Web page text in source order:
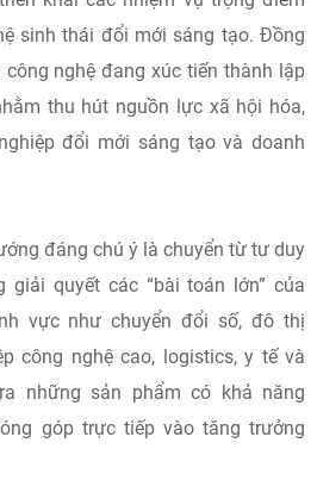
Ban Chấp hành Trung ương Đảng, Bí thư
tạo thành phố Cần Thơ - Thúc đẩy liên kết
đổi mới sáng tạo. (Ảnh: HV)
Tín, Giám đốc Sở Khoa học và
biết, thành phố đã bố trí 100 tỷ
khai các nhiệm vụ trọng điểm
sinh thái đổi mới sáng tạo. Đồng
nghệ đang xúc tiến thành lập
thu hút nguồn lực xã hội hóa,
đổi mới sáng tạo và doanh